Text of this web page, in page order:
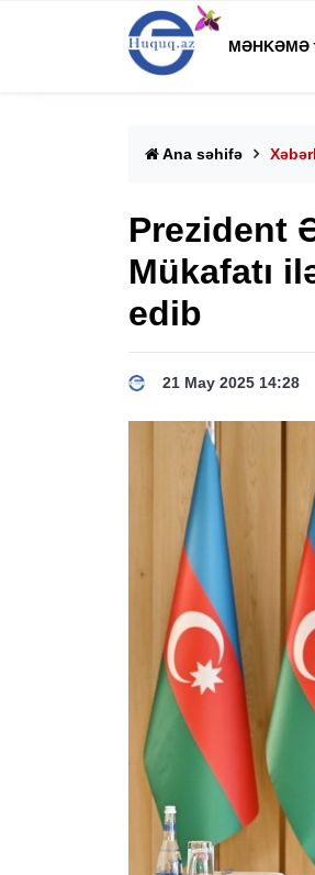
MƏHKƏMƏ
Ana səhifə
Prezident
Mükafatı
edib
21 May 2025 14:28